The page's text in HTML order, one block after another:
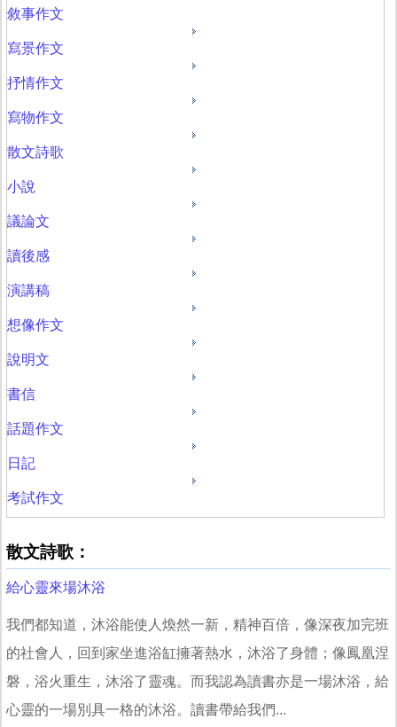
敘事作文
寫景作文
抒情作文
寫物作文
散文詩歌
小說
議論文
讀後感
演講稿
想像作文
說明文
書信
話題作文
日記
考試作文
散文詩歌：
給心靈來場沐浴
我們都知道，沐浴能使人煥然一新，精神百倍，像深夜加完班
的社會人，回到家坐進浴缸擁著熱水，沐浴了身體；像鳳凰涅
磐，浴火重生，沐浴了靈魂。而我認為讀書亦是一場沐浴，給
心靈的一場別具一格的沐浴。讀書帶給我們...